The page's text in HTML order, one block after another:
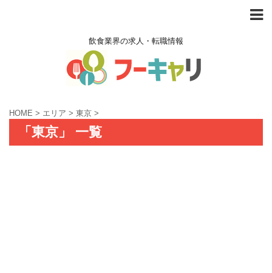
飲食業界の求人・転職情報
HOME > エリア > 東京 >
「東京」 一覧